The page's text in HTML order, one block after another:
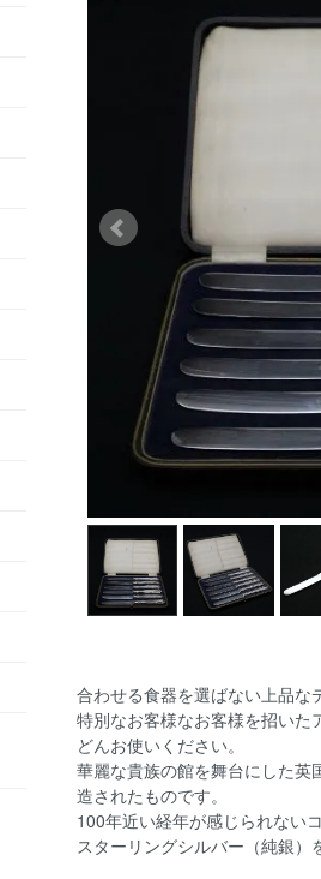
合わせる食器を選ばない上品な
特別なお客様なお客様を招いた
どんお使いください。
華麗な貴族の館を舞台にした
造されたものです。
100年近い経年が感じられない
スターリングシルバー（純銀）